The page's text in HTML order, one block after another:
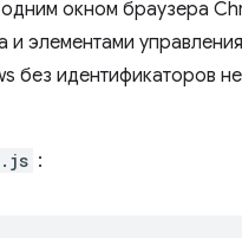
окном браузера
элементами
без идентификаторов
: